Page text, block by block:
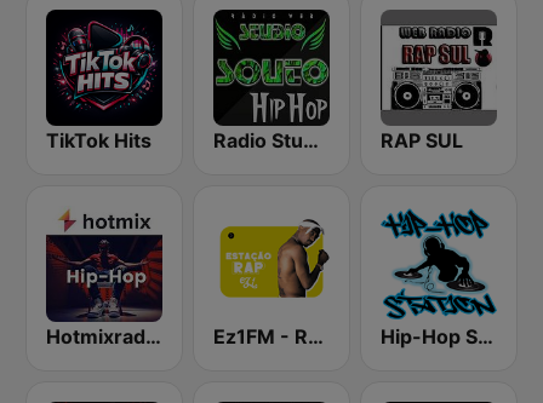
TikTok Hits Radio Studio Souto - Hip Hop RAP SUL
Hotmixradio Hip Hop Ez1FM - Rap Hip-Hop Station